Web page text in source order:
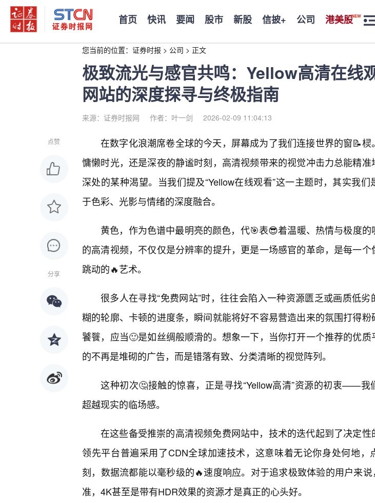
首页 快讯 要闻 股市 新股 信披+ 公司 港美股
您当前的位置： 证券时报 > 公司 > 正文
极致流光与感官共鸣：Yellow高清在线
网站的深度探寻与终极指南
来源：证券时报网 作者：叶一剑 2026-02-09 11:04:13
点赞
分享
在数字化浪潮席卷全球的今天，屏幕成为了我们连接世界的窗📝棂
慵懒时光，还是深夜的静谧时刻，高清视频带来的视觉冲击力总能精
深处的某种渴望。当我们提及“Yellow在线观看”这一主题时，其实我们
于色彩、光影与情绪的深度融合。
黄色，作为色谱中最明亮的颜色，代🎯表😎着温暖、热情与极度的
的高清视频，不仅仅是分辨率的提升，更是一场感官的革命，是每一个
跳动的🔥艺术。
很多人在寻找“免费网站”时，往往会陷入一种资源匮乏或画质低劣
糊的轮廓、卡顿的进度条，瞬间就能将好不容易营造出来的氛围打得粉
饕餮，应当🙂是如丝绸般顺滑的。想象一下，当你打开一个推荐的优质
的不再是堆砌的广告，而是错落有致、分类清晰的视觉阵列。
这种初次🤔接触的惊喜，正是寻找“Yellow高清”资源的初衷——我
超越现实的临场感。
在这些备受推崇的高清视频免费网站中，技术的迭代起到了决定性
领先平台普遍采用了CDN全球加速技术，这意味着无论你身处何地，
刻，数据流都能以毫秒级的🔥速度响应。对于追求极致体验的用户来
准，4K甚至是带有HDR效果的资源才是真正的心头好。